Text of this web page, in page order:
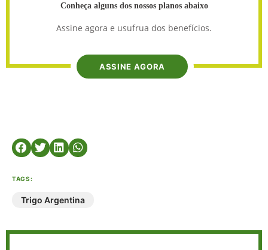
Conheça alguns dos nossos planos abaixo
Assine agora e usufrua dos benefícios.
ASSINE AGORA
TAGS:
Trigo Argentina